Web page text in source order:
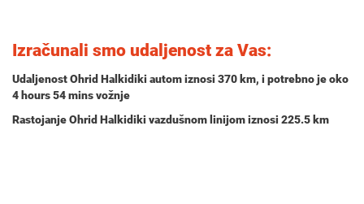
Izračunali smo udaljenost za Vas:
Udaljenost Ohrid Halkidiki autom iznosi 370 km, i potrebno je oko
4 hours 54 minsvožnje
Rastojanje Ohrid Halkidiki vazdušnom linijom iznosi 225.5 km